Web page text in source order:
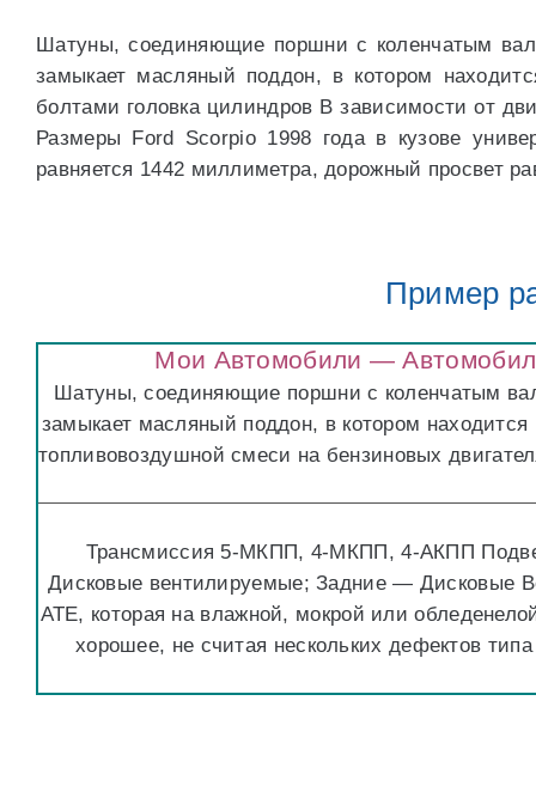
Шатуны, соединяющие поршни с коленчатым
замыкает масляный поддон, в котором
болтами головка цилиндров В зависимости от
Размеры Ford Scorpio 1998 года в кузове
равняется 1442 миллиметра, дорожный просвет
Пример
Мои Автомобили —
Шатуны, соединяющие поршни с коленчатым
замыкает масляный поддон, в котором
топливовоздушной смеси на бензиновых
Трансмиссия 5-МКПП, 4-МКПП, 4-АКПП
Дисковые вентилируемые; Задние — Дисковые
АТЕ, которая на влажной, мокрой или
хорошее, не считая нескольких дефектов